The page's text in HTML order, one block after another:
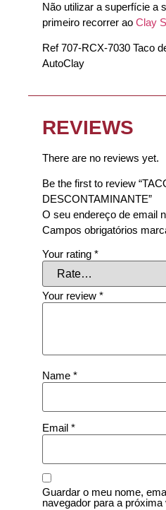
Não utilizar a superfície a
primeiro recorrer ao Clay
Ref 707-RCX-7030 Taco
AutoClay
REVIEWS
There are no reviews yet.
Be the first to review
DESCONTAMINANTE”
O seu endereço de email
Campos obrigatórios
Your rating *
Your review *
Name *
Email *
Guardar o meu nome,
navegador para a